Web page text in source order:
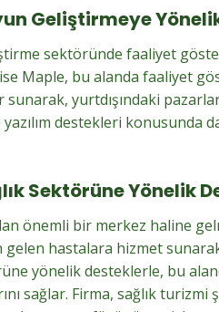
Geliştirmeye
sektöründe faaliyet
Maple, bu alanda faaliyet
yurtdışındaki
destekleri konusunda
Sektörüne Yönelik
önemli bir merkez haline
gelen hastalara hizmet
yönelik desteklerle, bu
sağlar. Firma, sağlık